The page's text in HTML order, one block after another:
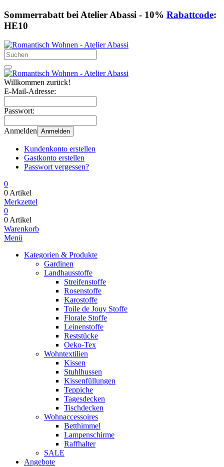
Sommerrabatt bei Atelier Abassi - 10% Rabattcode:
HE10
Willkommen zurück!
E-Mail-Adresse:
Passwort:
Anmelden Anmelden
Kundenkonto erstellen
Gastkonto erstellen
Passwort vergessen?
0
0 Artikel
Merkzettel
0
0 Artikel
Warenkorb
Menü
Kategorien & Produkte
Gardinen
Landhausstoffe
Streifenstoffe
Rosenstoffe
Karostoffe
Toile de Jouy Stoffe
Florale Stoffe
Leinenstoffe
Reststücke
Oeko-Tex
Wohntextilien
Kissen
Stuhlhussen
Kissenfüllungen
Teppiche
Tagesdecken
Tischdecken
Wohnaccessoires
Betthimmel
Lampenschirme
Raffhalter
SALE
Angebote